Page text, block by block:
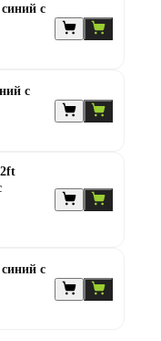
Мяч волейбольный -
крючки - 4шт,
с
с
с